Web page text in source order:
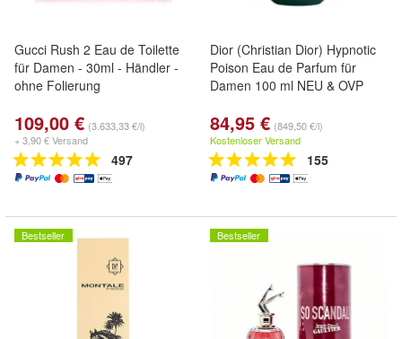
Gucci Rush 2 Eau de Toilette
für Damen - 30ml - Händler -
ohne Folierung
109,00 € (3.633,33 €/l)
+ 3,90 € Versand
497
Dior (Christian Dior) Hypnotic
Poison Eau de Parfum für
Damen 100 ml NEU & OVP
84,95 € (849,50 €/l)
Kostenloser Versand
155
Bestseller Bestseller